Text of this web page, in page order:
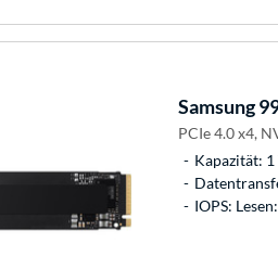
Samsung
PCIe 4.0 x4,
Kapazität: 1
IOPS: